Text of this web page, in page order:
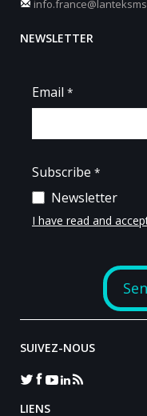
NEWSLETTER
SUIVEZ-NOUS
LIENS